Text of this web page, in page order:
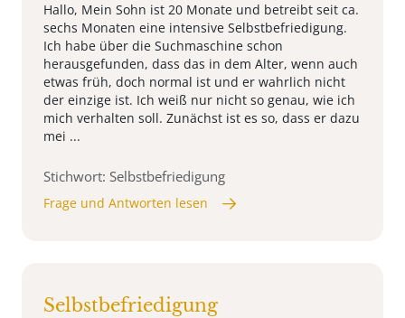
Hallo, Mein Sohn ist 20 Monate und betreibt seit ca.
sechs Monaten eine intensive Selbstbefriedigung.
Ich habe über die Suchmaschine schon
herausgefunden, dass das in dem Alter, wenn auch
etwas früh, doch normal ist und er wahrlich nicht
der einzige ist. Ich weiß nur nicht so genau, wie ich
mich verhalten soll. Zunächst ist es so, dass er dazu
mei ...
Stichwort: Selbstbefriedigung
Frage und Antworten lesen
Selbstbefriedigung